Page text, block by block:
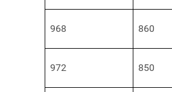
968 860
972 850